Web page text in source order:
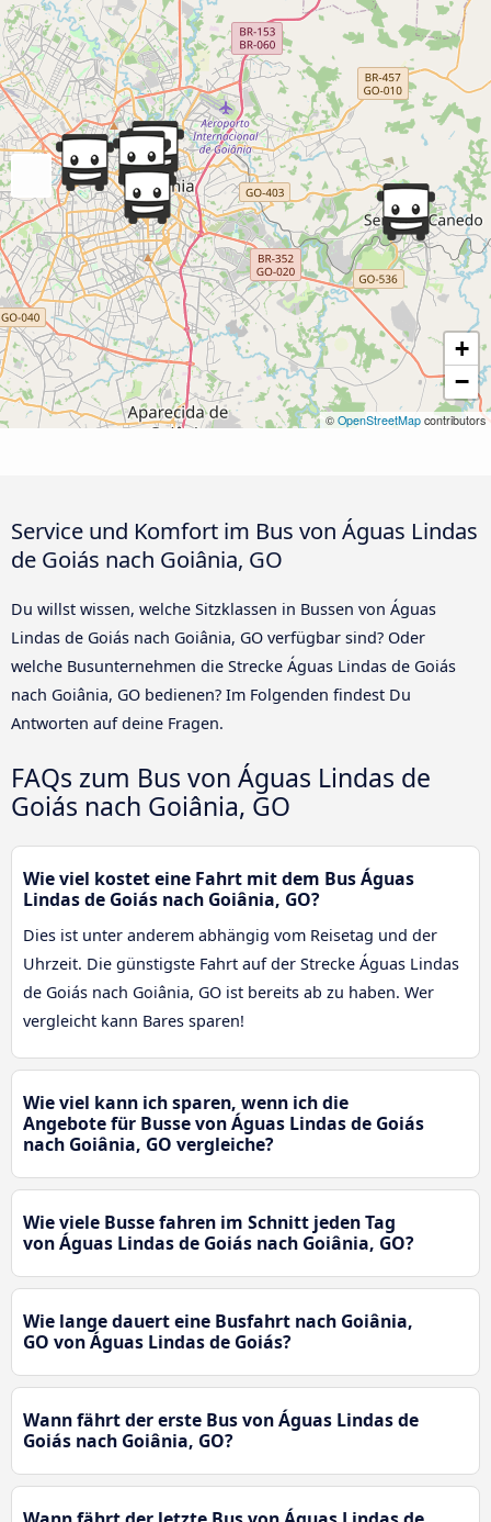
+
−
© OpenStreetMap contributors
Service und Komfort im Bus von Águas Lindas
de Goiás nach Goiânia, GO
Du willst wissen, welche Sitzklassen in Bussen von Águas
Lindas de Goiás nach Goiânia, GO verfügbar sind? Oder
welche Busunternehmen die Strecke Águas Lindas de Goiás
nach Goiânia, GO bedienen? Im Folgenden findest Du
Antworten auf deine Fragen.
FAQs zum Bus von Águas Lindas de
Goiás nach Goiânia, GO
Wie viel kostet eine Fahrt mit dem Bus Águas
Lindas de Goiás nach Goiânia, GO?
Dies ist unter anderem abhängig vom Reisetag und der
Uhrzeit. Die günstigste Fahrt auf der Strecke Águas Lindas
de Goiás nach Goiânia, GO ist bereits ab zu haben. Wer
vergleicht kann Bares sparen!
Wie viel kann ich sparen, wenn ich die
Angebote für Busse von Águas Lindas de Goiás
nach Goiânia, GO vergleiche?
Wie viele Busse fahren im Schnitt jeden Tag
von Águas Lindas de Goiás nach Goiânia, GO?
Wie lange dauert eine Busfahrt nach Goiânia,
GO von Águas Lindas de Goiás?
Wann fährt der erste Bus von Águas Lindas de
Goiás nach Goiânia, GO?